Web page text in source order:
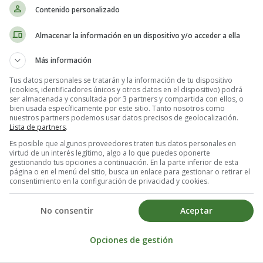
de la película, El corredor del
Nathalie Emmanuel, Patricia Clarkson, Thomas Brodie-Sangster y
Contenido personalizado
Almacenar la información en un dispositivo y/o acceder a ella
Más información
Tus datos personales se tratarán y la información de tu dispositivo
(cookies, identificadores únicos y otros datos en el dispositivo) podrá
ser almacenada y consultada por 3 partners y compartida con ellos, o
bien usada específicamente por este sitio. Tanto nosotros como
nuestros partners podemos usar datos precisos de geolocalización.
Lista de partners.
Es posible que algunos proveedores traten tus datos personales en
virtud de un interés legítimo, algo a lo que puedes oponerte
gestionando tus opciones a continuación. En la parte inferior de esta
página o en el menú del sitio, busca un enlace para gestionar o retirar el
consentimiento en la configuración de privacidad y cookies.
Aceptar
No consentir
Opciones de gestión